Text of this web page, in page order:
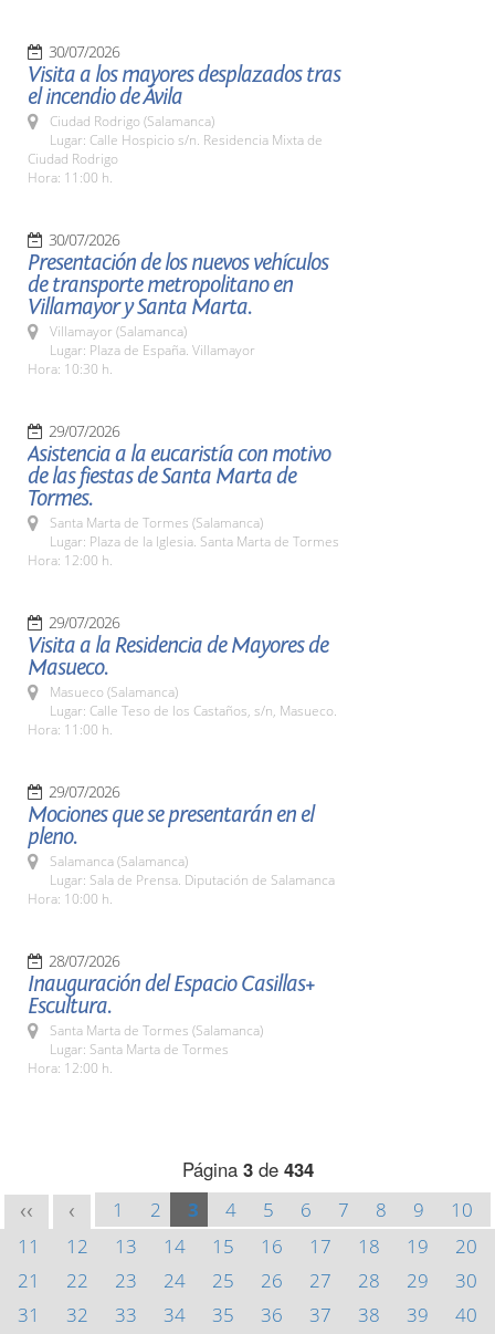
30/07/2026
Visita a los mayores desplazados tras
el incendio de Ávila
Ciudad Rodrigo (Salamanca)
Lugar: Calle Hospicio s/n. Residencia Mixta de
Ciudad Rodrigo
Hora: 11:00 h.
30/07/2026
Presentación de los nuevos vehículos
de transporte metropolitano en
Villamayor y Santa Marta.
Villamayor (Salamanca)
Lugar: Plaza de España. Villamayor
Hora: 10:30 h.
29/07/2026
Asistencia a la eucaristía con motivo
de las fiestas de Santa Marta de
Tormes.
Santa Marta de Tormes (Salamanca)
Lugar: Plaza de la Iglesia. Santa Marta de Tormes
Hora: 12:00 h.
29/07/2026
Visita a la Residencia de Mayores de
Masueco.
Masueco (Salamanca)
Lugar: Calle Teso de los Castaños, s/n, Masueco.
Hora: 11:00 h.
29/07/2026
Mociones que se presentarán en el
pleno.
Salamanca (Salamanca)
Lugar: Sala de Prensa. Diputación de Salamanca
Hora: 10:00 h.
28/07/2026
Inauguración del Espacio Casillas+
Escultura.
Santa Marta de Tormes (Salamanca)
Lugar: Santa Marta de Tormes
Hora: 12:00 h.
Página 3de 434
<< < 1 2 3 4 5 6 7 8 9
10
11
12 13 14 15 16 17 18 19
20
21
22 23 24 25 26 27 28 29
30
31
32 33 34 35 36 37 38 39
40